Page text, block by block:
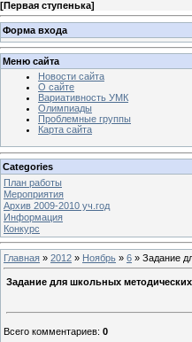
[Первая ступенька]
Форма входа
Меню сайта
Новости сайта
О сайте
Вариативность УМК
Олимпиады
Проблемные группы
Карта сайта
Categories
План работы
Мероприятия
Архив 2009-2010 уч.год
Информация
Конкурс
Главная » 2012 » Ноябрь » 6 » Задание
Задание для школьных
Всего комментариев: 0